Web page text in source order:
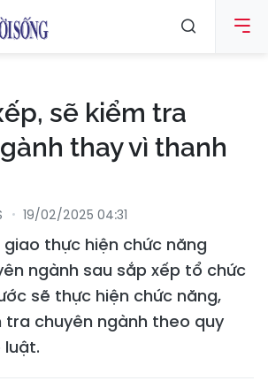
sẽ kiểm tra
thay vì thanh
19/02/2025 04:31
thực hiện chức năng
ngành sau sắp xếp tổ chức
sẽ thực hiện chức năng,
tra chuyên ngành theo quy
luật.